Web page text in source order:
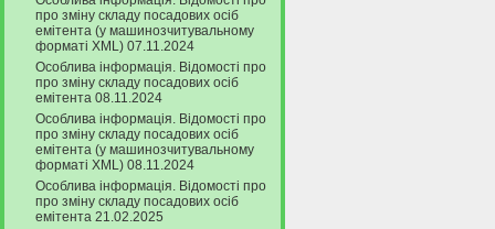
про зміну складу посадових осіб
емітента (у машинозчитувальному
форматі XML) 07.11.2024
Особлива інформація. Відомості про
про зміну складу посадових осіб
емітента 08.11.2024
Особлива інформація. Відомості про
про зміну складу посадових осіб
емітента (у машинозчитувальному
форматі XML) 08.11.2024
Особлива інформація. Відомості про
про зміну складу посадових осіб
емітента 21.02.2025